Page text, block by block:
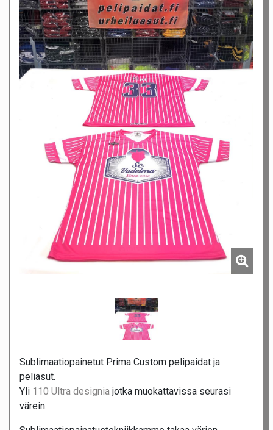
Sublimaatiopainetut Prima Custom pelipaidat ja
peliasut.
Yli 110 Ultra designia jotka muokattavissa seurasi
värein.